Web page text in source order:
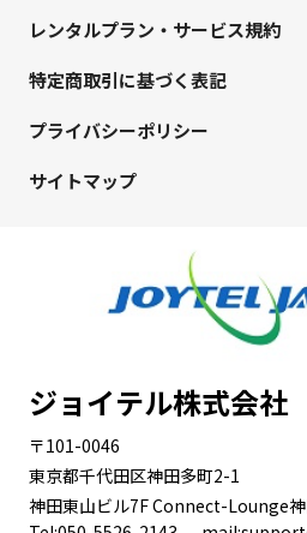
レンタルプラン・サービス規約
特定商取引に基づく表記
プライバシーポリシー
サイトマップ
ジョイテル株式会社
〒101-0046
東京都千代田区神田多町2-1
神田東山ビル7F Connect-Lounge